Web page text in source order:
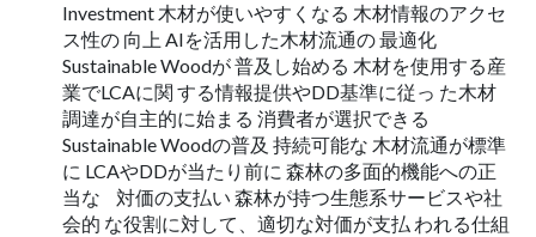
Investment 木材が使いやすくなる 木材情報のアクセ
ス性の 向上 AIを活用した木材流通の 最適化
Sustainable Woodが 普及し始める 木材を使用する産
業でLCAに関 する情報提供やDD基準に従っ た木材
調達が自主的に始まる 消費者が選択できる
Sustainable Woodの普及 持続可能な 木材流通が標準
に LCAやDDが当たり前に 森林の多面的機能への正
当な 対価の支払い 森林が持つ生態系サービスや社
会的 な役割に対して、適切な対価が支払 われる仕組